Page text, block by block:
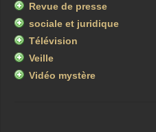
Revue de presse
sociale et juridique
Télévision
Veille
Vidéo mystère